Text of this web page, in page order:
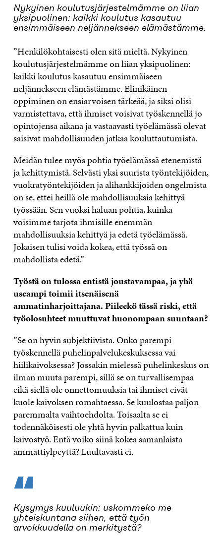
Nykyinen koulutusjärjestelmämme on liian
yksipuolinen: kaikki koulutus kasautuu
ensimmäiseen neljännekseen elämästämme.
”Henkilökohtaisesti olen sitä mieltä. Nykyinen
koulutusjärjestelmämme on liian yksipuolinen:
kaikki koulutus kasautuu ensimmäiseen
neljännekseen elämästämme. Elinikäinen
oppiminen on ensiarvoisen tärkeää, ja siksi olisi
varmistettava, että ihmiset voisivat työskennellä jo
opintojensa aikana ja vastaavasti työelämässä olevat
saisivat mahdollisuuden jatkaa kouluttautumista.
Meidän tulee myös pohtia työelämässä etenemistä
ja kehittymistä. Selvästi yksi suurista työntekijöiden,
vuokratyöntekijöiden ja alihankkijoiden ongelmista
on se, ettei heillä ole mahdollisuuksia kehittyä
työssään. Sen vuoksi haluan pohtia, kuinka
voisimme tarjota ihmisille enemmän
mahdollisuuksia kehittyä ja edetä työelämässä.
Jokaisen tulisi voida kokea, että työssä on
mahdollista edetä.”
Työstä on tulossa entistä joustavampaa, ja yhä
useampi toimii itsenäisenä
ammatinharjoittajana. Piileekö tässä riski, että
työolosuhteet muuttuvat huonompaan suuntaan?
”Se on hyvin subjektiivista. Onko parempi
työskennellä puhelinpalvelukeskuksessa vai
hiilikaivoksessa? Jossakin mielessä puhelinkeskus on
ilman muuta parempi, sillä se on turvallisempaa
eikä siellä ole onnettomuuksia tai ihmiset eivät
kuole kaivoksen romahtaessa. Se kuulostaa paljon
paremmalta vaihtoehdolta. Toisaalta se ei
todennäköisesti ole yhtä hyvin palkattua kuin
kaivostyö. Entä voiko siinä kokea samanlaista
ammattiylpeyttä? Luultavasti ei.
“
Kysymys kuuluukin: uskommeko me
yhteiskuntana siihen, että työn
arvokkuudella on merkitystä?